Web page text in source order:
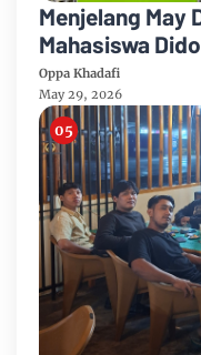
Menjelang May
Mahasiswa
Mengabaikan
Oppa Khadafi
May 29, 2026